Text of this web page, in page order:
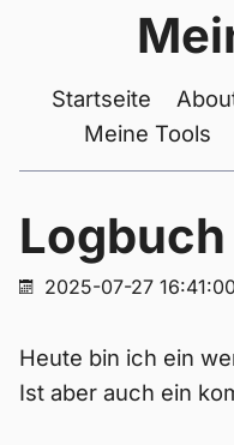
Startseite
Meine Tools
2025-07-27
Heute bin ich ein
Ist aber auch ein